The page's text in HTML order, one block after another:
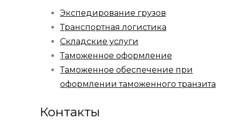
Экспедирование грузов
Транспортная логистика
Складские услуги
Таможенное оформление
Таможенное обеспечение при
оформлении таможенного транзита
Контакты